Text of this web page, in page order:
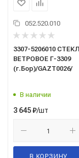
052.520.010
3307-5206010
ВЕТРОВОЕ Г-3309
(г.Бор)/GAZT0026/
В наличии
3 645₽/шт